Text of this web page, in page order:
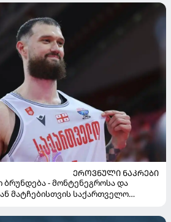
ᲔᲠᲝᲕᲜᲣᲚᲘ ᲜᲐᲙᲠᲔᲑᲘ
ბრუნდება - მონტენეგროსა და
მატჩებისთვის საქართველო